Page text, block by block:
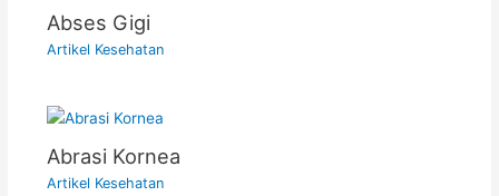
Abses Gigi
Artikel Kesehatan
Abrasi Kornea
Artikel Kesehatan